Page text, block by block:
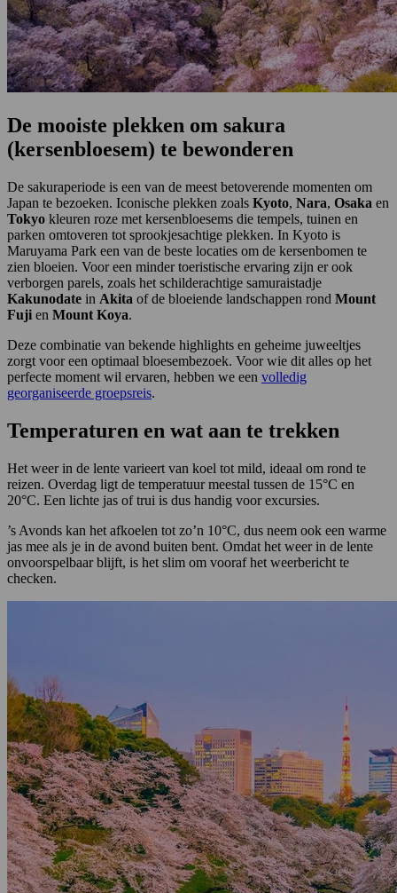
De mooiste plekken om sakura
(kersenbloesem) te bewonderen
De sakuraperiode is een van de meest betoverende momenten om
Japan te bezoeken. Iconische plekken zoals Kyoto, Nara, Osaka en
Tokyo kleuren roze met kersenbloesems die tempels, tuinen en
parken omtoveren tot sprookjesachtige plekken. In Kyoto is
Maruyama Park een van de beste locaties om de kersenbomen te
zien bloeien. Voor een minder toeristische ervaring zijn er ook
verborgen parels, zoals het schilderachtige samuraistadje
Kakunodate in Akita of de bloeiende landschappen rond Mount
Fuji en Mount Koya.
Deze combinatie van bekende highlights en geheime juweeltjes
zorgt voor een optimaal bloesembezoek. Voor wie dit alles op het
perfecte moment wil ervaren, hebben we een volledig
georganiseerde groepsreis.
Temperaturen en wat aan te trekken
Het weer in de lente varieert van koel tot mild, ideaal om rond te
reizen. Overdag ligt de temperatuur meestal tussen de 15°C en
20°C. Een lichte jas of trui is dus handig voor excursies.
’s Avonds kan het afkoelen tot zo’n 10°C, dus neem ook een warme
jas mee als je in de avond buiten bent. Omdat het weer in de lente
onvoorspelbaar blijft, is het slim om vooraf het weerbericht te
checken.